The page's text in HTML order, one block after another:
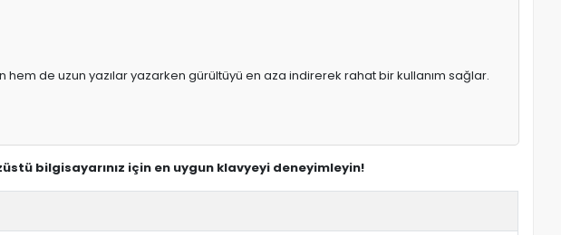
hem de uzun yazılar yazarken gürültüyü en aza indirerek rahat bir kullanım sağlar.
bilgisayarınız için en uygun klavyeyi deneyimleyin!